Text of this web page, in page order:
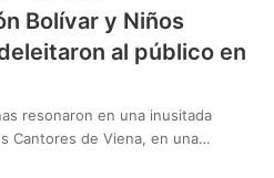
Bolívar y Niños
al público en
resonaron en una inusitada
Cantores de Viena, en una…